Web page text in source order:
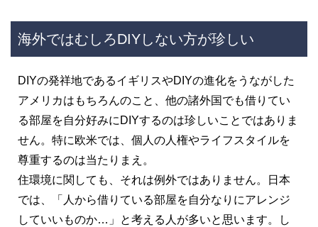
海外ではむしろDIYしない方が珍しい
DIYの発祥地であるイギリスやDIYの進化をうながした
アメリカはもちろんのこと、他の諸外国でも借りてい
る部屋を自分好みにDIYするのは珍しいことではありま
せん。特に欧米では、個人の人権やライフスタイルを
尊重するのは当たりまえ。
住環境に関しても、それは例外ではありません。日本
では、「人から借りている部屋を自分なりにアレンジ
していいものか…」と考える人が多いと思います。し